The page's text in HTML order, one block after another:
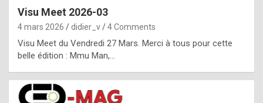
p
l
c
Visu Meet 2026-03
4 mars 2026 didier_v 4 Comments
Visu Meet du Vendredi 27 Mars. Merci à tous pour cette
belle édition : Mmu Man,…